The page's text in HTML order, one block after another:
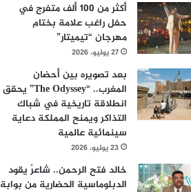
أكثر من 100 ألف متفرج في
حفل راغب علامة بختام
مهرجان “تيميتار”
27 يوليو، 2026
بعد تصويره بين أحضان
المغرب.. “The Odyssey” يحقق
انطلاقة تاريخية في شباك
التذاكر ويمنح المملكة دعاية
سينمائية عالمية
23 يوليو، 2026
خالد فتح الرحمن.. شاعرٌ يقود
الدبلوماسية الحضارية من بوابة